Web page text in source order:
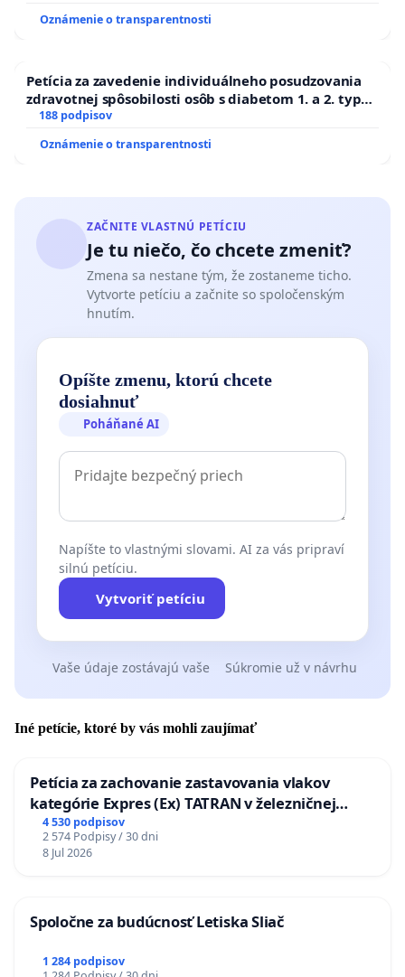
Oznámenie o transparentnosti
Petícia za zavedenie individuálneho posudzovania
zdravotnej spôsobilosti osôb s diabetom 1. a 2. typu
pri prijímaní do Policajného zboru SR
188 podpisov
Oznámenie o transparentnosti
ZAČNITE VLASTNÚ PETÍCIU
Je tu niečo, čo chcete zmeniť?
Zmena sa nestane tým, že zostaneme ticho.
Vytvorte petíciu a začnite so spoločenským
hnutím.
Opíšte zmenu, ktorú chcete
dosiahnuť
Poháňané AI
Napíšte to vlastnými slovami. AI za vás pripraví
silnú petíciu.
Vytvoriť petíciu
Vaše údaje zostávajú vaše Súkromie už v návrhu
Iné petície, ktoré by vás mohli zaujímať
Petícia za zachovanie zastavovania vlakov
kategórie Expres (Ex) TATRAN v železničnej
stanici Púchov
4 530 podpisov
2 574 Podpisy / 30 dni
8 Jul 2026
Spoločne za budúcnosť Letiska Sliač
1 284 podpisov